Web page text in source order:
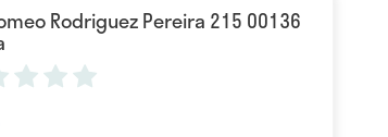
Rodriguez Pereira 215 00136